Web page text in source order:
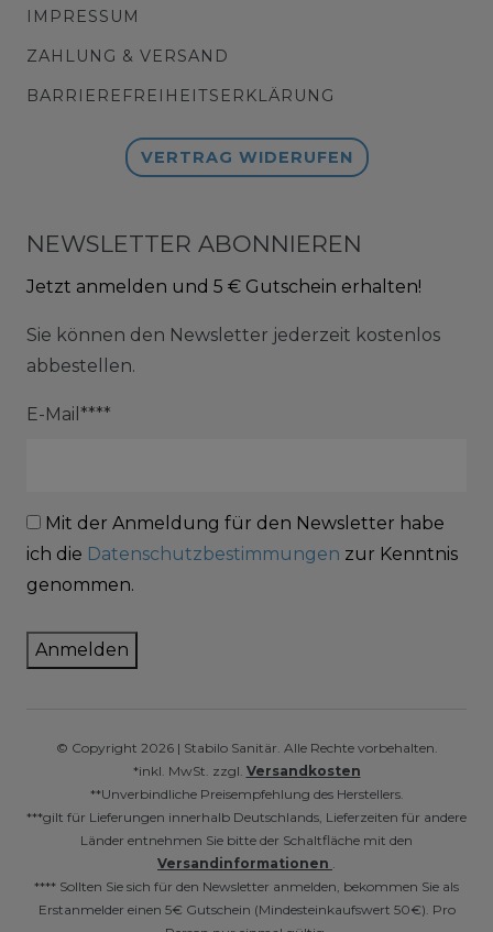
IMPRESSUM
ZAHLUNG & VERSAND
BARRIEREFREIHEITSERKLÄRUNG
VERTRAG WIDERUFEN
NEWSLETTER ABONNIEREN
Jetzt anmelden und 5 € Gutschein erhalten!
Sie können den Newsletter jederzeit kostenlos
abbestellen.
E-Mail****
Mit der Anmeldung für den Newsletter habe
ich die Datenschutzbestimmungen zur Kenntnis
genommen.
Anmelden
© Copyright 2026 | Stabilo Sanitär. Alle Rechte vorbehalten.
*inkl. MwSt. zzgl. Versandkosten
**Unverbindliche Preisempfehlung des Herstellers.
***gilt für Lieferungen innerhalb Deutschlands, Lieferzeiten für andere
Länder entnehmen Sie bitte der Schaltfläche mit den
Versandinformationen
**** Sollten Sie sich für den Newsletter anmelden, bekommen Sie als
Erstanmelder einen 5€ Gutschein (Mindesteinkaufswert 50€). Pro